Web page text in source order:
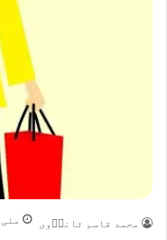
محمد قاسم ٹانڈؔوی مئی 4, 2020